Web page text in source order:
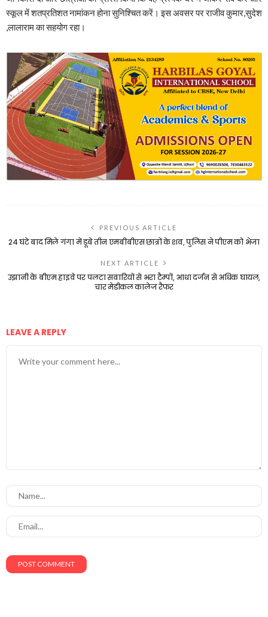
स्कूल में शतप्रतिशत नामांकन होना सुनिश्चित करें। इस अवसर पर राजीव कुमार,सुदेश
,लालाराम का सहयोग रहा।
PREVIOUS ARTICLE
24 घंटे बाद मिले गंगा में डूबे तीन एमबीबीएस छात्रों के शव, पुलिस ने पीएम को भेजा
NEXT ARTICLE
उझानी के बीएम हाइवे पर पलटा सवारियों से भरा टैम्पों, आधा दर्जन से अधिक घायल,
चार मेडीकल कालेज रैफर
LEAVE A REPLY